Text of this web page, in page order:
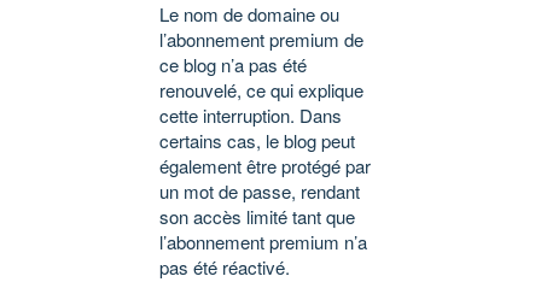
Le nom de domaine ou
l’abonnement premium de
ce blog n’a pas été
renouvelé, ce qui explique
cette interruption. Dans
certains cas, le blog peut
également être protégé par
un mot de passe, rendant
son accès limité tant que
l’abonnement premium n’a
pas été réactivé.